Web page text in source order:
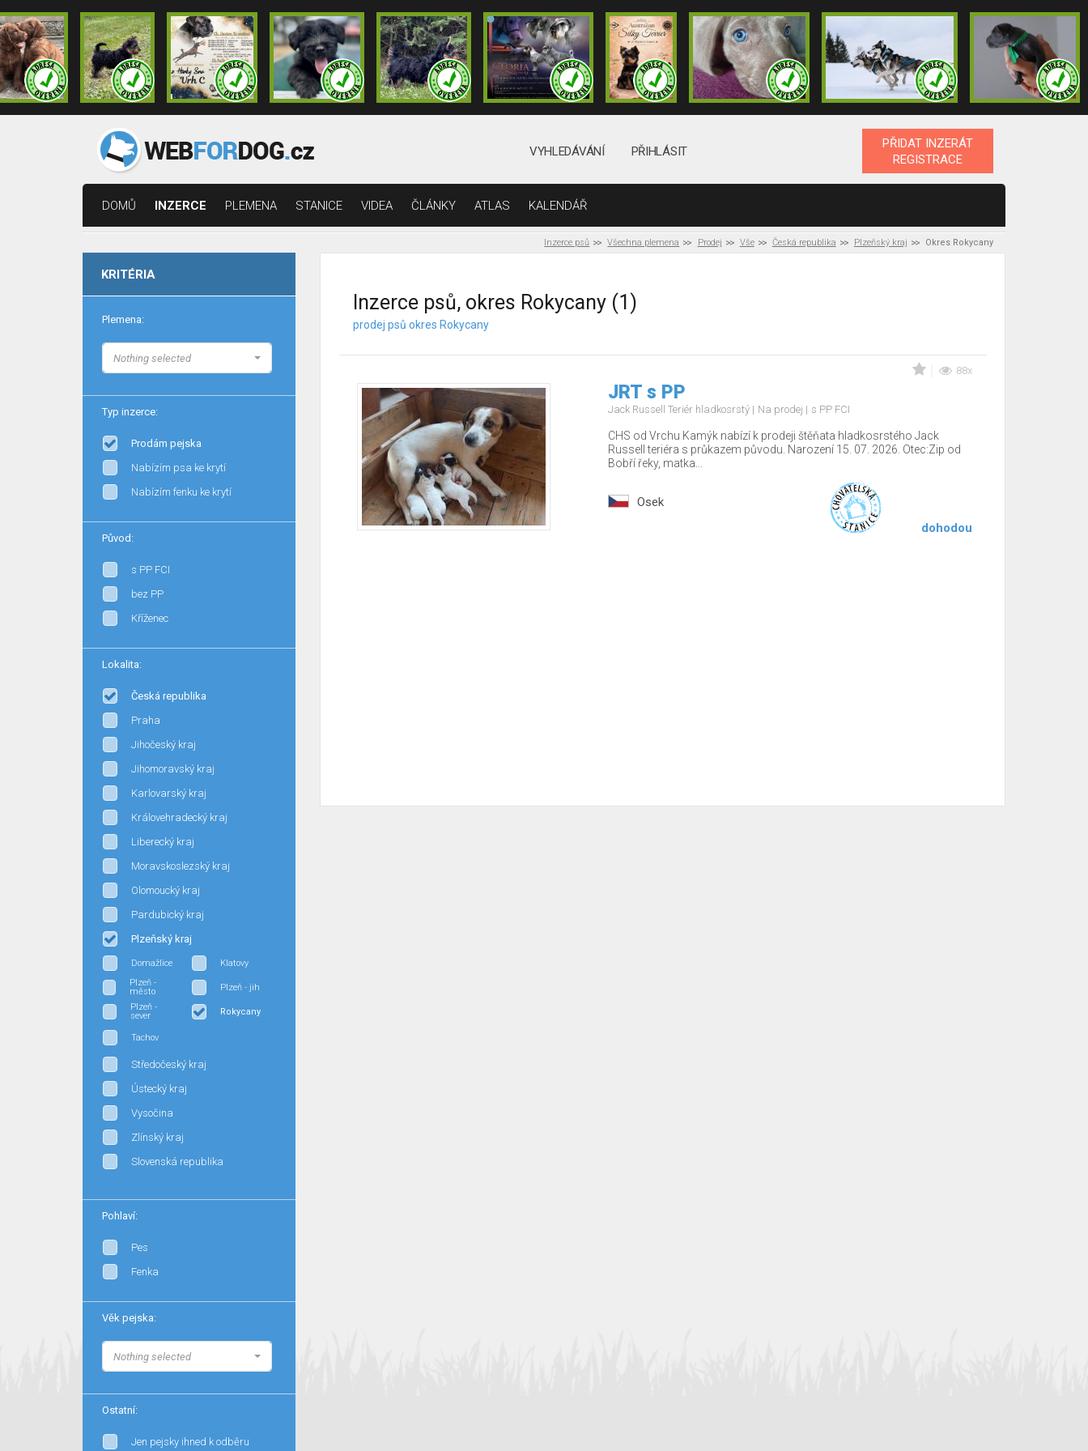
VYHLEDÁVÁNÍ PŘIHLÁSIT
PŘIDAT INZERÁT
REGISTRACE
DOMŮ INZERCE PLEMENA STANICE VIDEA ČLÁNKY ATLAS KALENDÁŘ
Inzerce psů Všechna plemena Prodej Vše Česká republika Plzeňský kraj Okres Rokycany
KRITÉRIA
Plemena:
Nothing selected
Typ inzerce:
Prodám pejska
Nabízím psa ke krytí
Nabízím fenku ke krytí
Původ:
s PP FCI
bez PP
Kříženec
Lokalita:
Česká republika
Praha
Jihočeský kraj
Jihomoravský kraj
Karlovarský kraj
Královehradecký kraj
Liberecký kraj
Moravskoslezský kraj
Olomoucký kraj
Pardubický kraj
Plzeňský kraj
Domažlice
Klatovy
Plzeň -
město
Plzeň - jih
Plzeň -
sever
Rokycany
Tachov
Středočeský kraj
Ústecký kraj
Vysočina
Zlínský kraj
Slovenská republika
Pohlaví:
Pes
Fenka
Věk pejska:
Nothing selected
Ostatní:
Jen pejsky ihned k odběru
Inzerce psů, okres Rokycany (1)
prodej psů okres Rokycany
88x
JRT s PP
Jack Russell Teriér hladkosrstý Na prodej s PP FCI
CHS od Vrchu Kamýk nabízí k prodeji štěňata hladkosrstého Jack
Russell teriéra s průkazem původu. Narození 15. 07. 2026. Otec:Zip od
Bobří řeky, matka...
Osek
dohodou